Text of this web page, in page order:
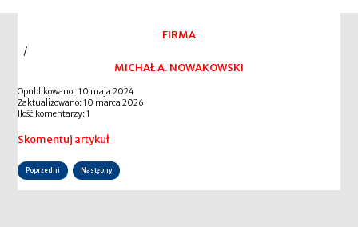
FIRMA
/
MICHAŁ A. NOWAKOWSKI
Opublikowano: 10 maja 2024
Zaktualizowano: 10 marca 2026
Ilość komentarzy: 1
Skomentuj artykuł
Poprzedni Następny